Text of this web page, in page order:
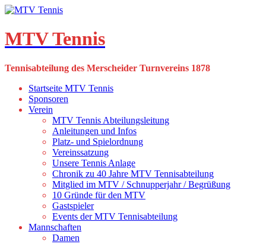
Skip
content
MTV Tennis
Tennisabteilung des Merscheider Turnvereins 1878
Startseite MTV Tennis
Sponsoren
Verein
MTV Tennis Abteilungsleitung
Anleitungen und Infos
Platz- und Spielordnung
Vereinssatzung
Unsere Tennis Anlage
Chronik zu 40 Jahre MTV Tennisabteilung
Mitglied im MTV / Schnupperjahr / Begrüßung
10 Gründe für den MTV
Gastspieler
Events der MTV Tennisabteilung
Mannschaften
Damen